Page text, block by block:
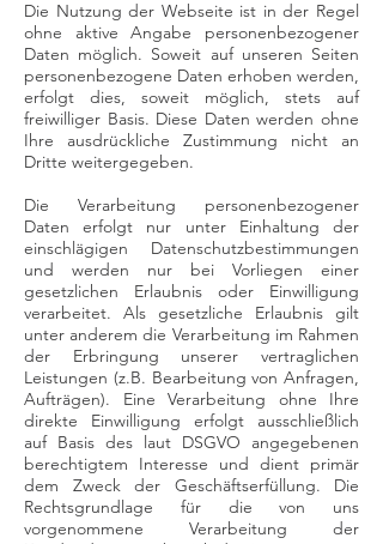
Die Nutzung der Webseite ist in der Regel
ohne aktive Angabe personenbezogener
Daten möglich. Soweit auf unseren Seiten
personenbezogene Daten erhoben werden,
erfolgt dies, soweit möglich, stets auf
freiwilliger Basis. Diese Daten werden ohne
Ihre ausdrückliche Zustimmung nicht an
Dritte weitergegeben.
Die Verarbeitung personenbezogener
Daten erfolgt nur unter Einhaltung der
einschlägigen Datenschutzbestimmungen
und werden nur bei Vorliegen einer
gesetzlichen Erlaubnis oder Einwilligung
verarbeitet. Als gesetzliche Erlaubnis gilt
unter anderem die Verarbeitung im Rahmen
der Erbringung unserer vertraglichen
Leistungen (z.B. Bearbeitung von Anfragen,
Aufträgen). Eine Verarbeitung ohne Ihre
direkte Einwilligung erfolgt ausschließlich
auf Basis des laut DSGVO angegebenen
berechtigtem Interesse und dient primär
dem Zweck der Geschäftserfüllung. Die
Rechtsgrundlage für die von uns
vorgenommene Verarbeitung der